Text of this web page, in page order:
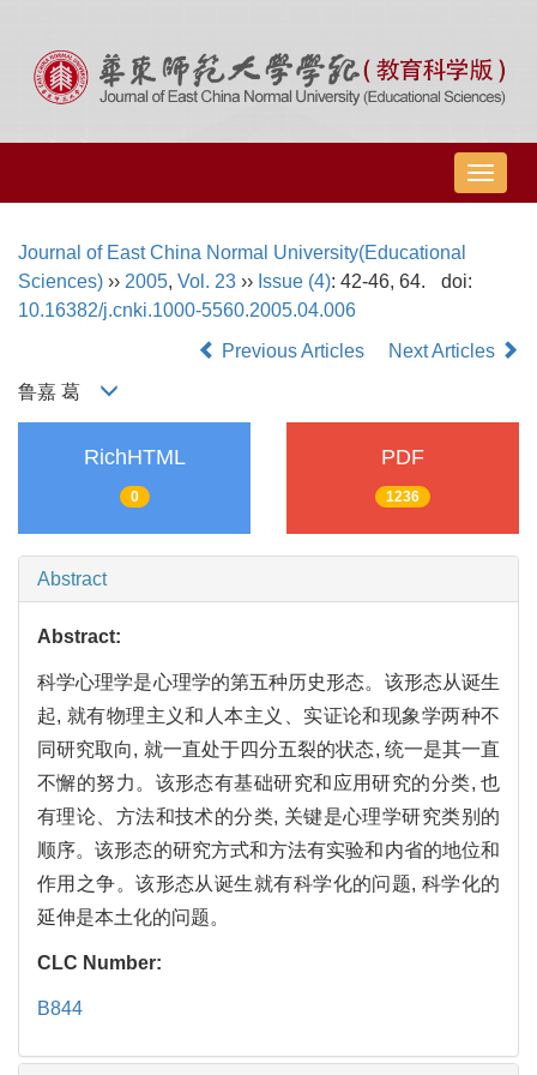
导
航
Journal of East China Normal University(Educational
Sciences) ›› 2005, Vol. 23 ›› Issue (4): 42-46, 64.
doi:
10.16382/j.cnki.1000-5560.2005.04.006
Previous Articles
Next Articles
鲁嘉 葛
RichHTML
0
PDF
1236
Abstract
Abstract:
科学心理学是心理学的第五种历史形态。该形态从诞生
起, 就有物理主义和人本主义、实证论和现象学两种不
同研究取向, 就一直处于四分五裂的状态, 统一是其一直
不懈的努力。该形态有基础研究和应用研究的分类, 也
有理论、方法和技术的分类, 关键是心理学研究类别的
顺序。该形态的研究方式和方法有实验和内省的地位和
作用之争。该形态从诞生就有科学化的问题, 科学化的
延伸是本土化的问题。
CLC Number:
B844